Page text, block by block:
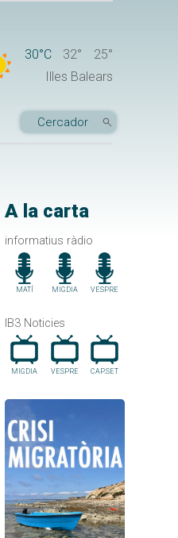
30°C 32°
25°
Illes Balears
A la carta
informatius ràdio
MATÍ MIGDIA VESPRE
IB3 Noticies
MIGDIA VESPRE CAP.SET